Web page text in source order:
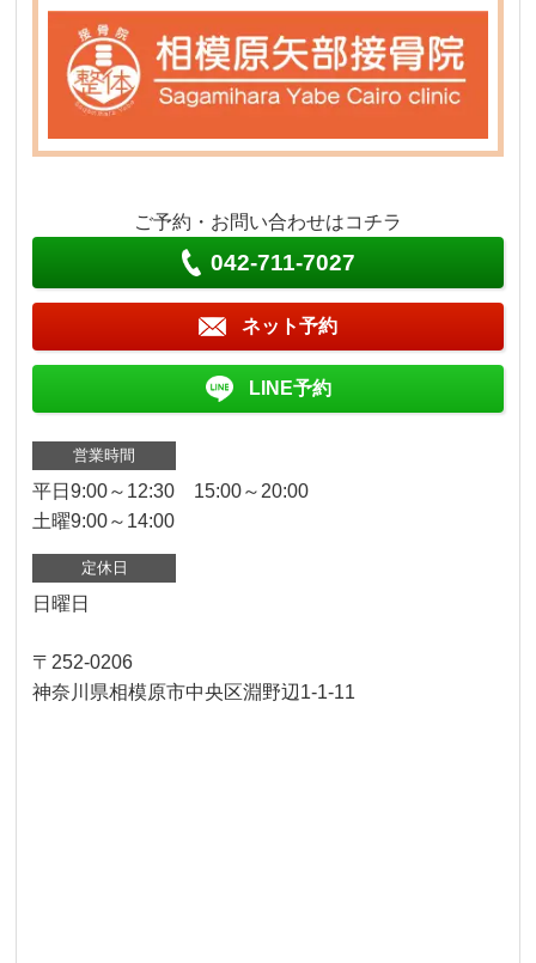
ご予約・お問い合わせはコチラ
042-711-7027
ネット予約
LINE予約
営業時間
平日9:00～12:30 15:00～20:00
土曜9:00～14:00
定休日
日曜日
〒252-0206
神奈川県相模原市中央区淵野辺1-1-11